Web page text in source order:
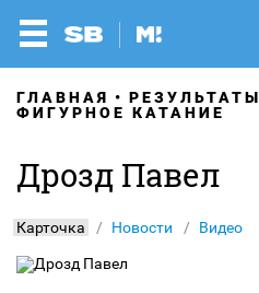
ГЛАВНАЯ
РЕЗУЛЬТАТЫ
ФИГУРНОЕ КАТАНИЕ
Дрозд Павел
Карточка Новости Видео